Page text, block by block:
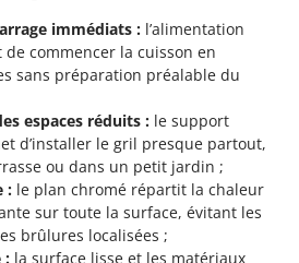
immédiats : l’alimentation
commencer la cuisson en
sans préparation préalable du
espaces réduits : le support
d’installer le gril presque partout,
ou dans un petit jardin ;
: le plan chromé répartit la chaleur
sur toute la surface, évitant les
brûlures localisées ;
: la surface lisse et les matériaux